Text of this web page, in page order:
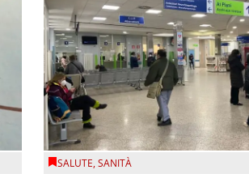
SALUTE,SANITÀ